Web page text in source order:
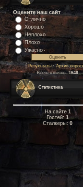
Оцените наш сайт
Отлично
Хорошо
Неплохо
Плохо
Ужасно
[Результаты·Архив
Всего ответов:1649
Статистика
На сайте 1
Гостей: 1
Сталкеры: 0